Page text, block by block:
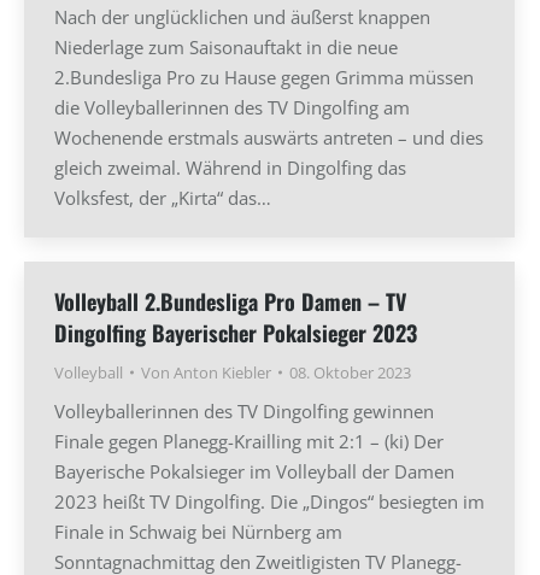
Nach der unglücklichen und äußerst knappen
Niederlage zum Saisonauftakt in die neue
2.Bundesliga Pro zu Hause gegen Grimma müssen
die Volleyballerinnen des TV Dingolfing am
Wochenende erstmals auswärts antreten – und dies
gleich zweimal. Während in Dingolfing das
Volksfest, der „Kirta“ das…
Volleyball 2.Bundesliga Pro Damen – TV
Dingolfing Bayerischer Pokalsieger 2023
Volleyball Von Anton Kiebler 08. Oktober 2023
Volleyballerinnen des TV Dingolfing gewinnen
Finale gegen Planegg-Krailling mit 2:1 – (ki) Der
Bayerische Pokalsieger im Volleyball der Damen
2023 heißt TV Dingolfing. Die „Dingos“ besiegten im
Finale in Schwaig bei Nürnberg am
Sonntagnachmittag den Zweitligisten TV Planegg-